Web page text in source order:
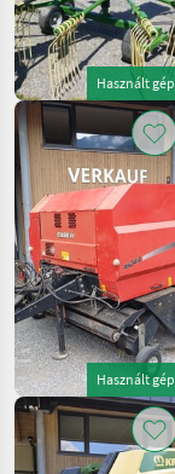
Használt gép
Használt gép